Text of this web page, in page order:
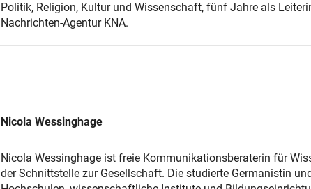
Politik, Religion, Kultur und Wissenschaft, fünf Jahre als
Nachrichten-Agentur KNA.
Nicola Wessinghage
Nicola Wessinghage ist freie Kommunikationsberaterin für
der Schnittstelle zur Gesellschaft. Die studierte Germanistin